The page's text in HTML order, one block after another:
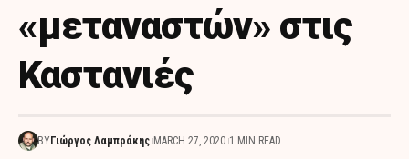
«μεταναστών» στις
Καστανιές
BY Γιώργος Λαμπράκης MARCH 27, 2020 1 MIN READ